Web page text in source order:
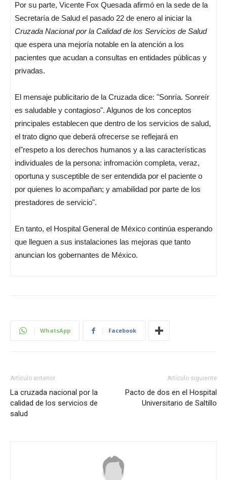
Por su parte, Vicente Fox Quesada afirmó en la sede de la
Secretaría de Salud el pasado 22 de enero al iniciar la
Cruzada Nacional por la Calidad de los Servicios de Salud
que espera una mejoría notable en la atención a los
pacientes que acudan a consultas en entidades públicas y
privadas.
El mensaje publicitario de la Cruzada dice: "Sonría. Sonreír
es saludable y contagioso". Algunos de los conceptos
principales establecen que dentro de los servicios de salud,
el trato digno que deberá ofrecerse se reflejará en
el"respeto a los derechos humanos y a las características
individuales de la persona: infromación completa, veraz,
oportuna y susceptible de ser entendida por el paciente o
por quienes lo acompañan; y amabilidad por parte de los
prestadores de servicio".
En tanto, el Hospital General de México continúa esperando
que lleguen a sus instalaciones las mejoras que tanto
anuncian los gobernantes de México.
WhatsApp Facebook
Artículo anterior
La cruzada nacional por la
calidad de los servicios de
salud
Artículo siguiente
Pacto de dos en el Hospital
Universitario de Saltillo